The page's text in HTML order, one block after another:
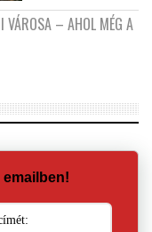
VÁROSA – AHOL MÉG A